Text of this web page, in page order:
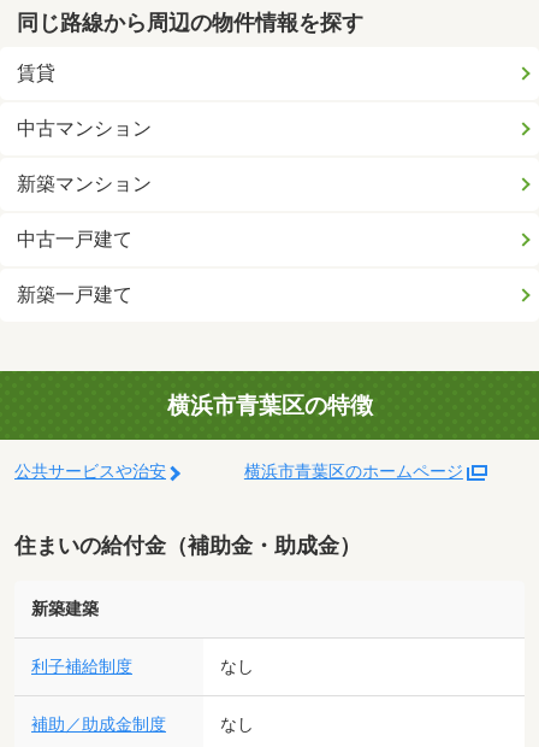
同じ路線から周辺の物件情報を探す
賃貸
中古マンション
新築マンション
中古一戸建て
新築一戸建て
横浜市青葉区の特徴
公共サービスや治安 横浜市青葉区のホームページ
住まいの給付金（補助金・助成金）
新築建築
利子補給制度 なし
補助／助成金制度 なし